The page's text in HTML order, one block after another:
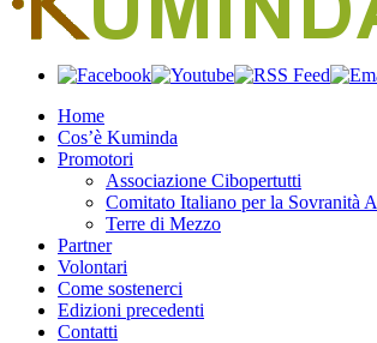
Home
Cos’è Kuminda
Promotori
Associazione Cibopertutti
Comitato Italiano per la Sovranità
Terre di Mezzo
Partner
Volontari
Come sostenerci
Edizioni precedenti
Contatti